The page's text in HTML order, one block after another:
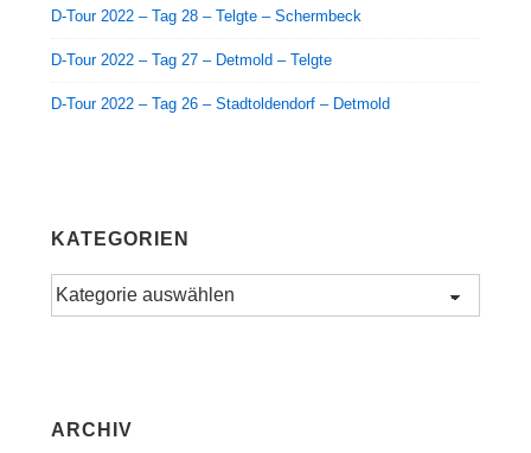
D-Tour 2022 – Tag 28 – Telgte – Schermbeck
D-Tour 2022 – Tag 27 – Detmold – Telgte
D-Tour 2022 – Tag 26 – Stadtoldendorf – Detmold
KATEGORIEN
Kategorien
ARCHIV